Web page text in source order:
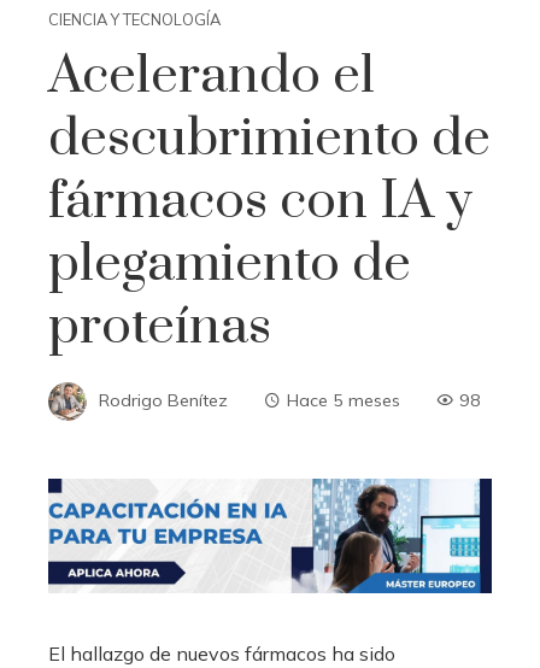
CIENCIA Y TECNOLOGÍA
Acelerando el
descubrimiento de
fármacos con IA y
plegamiento de
proteínas
Rodrigo Benítez Hace 5 meses 98
El hallazgo de nuevos fármacos ha sido